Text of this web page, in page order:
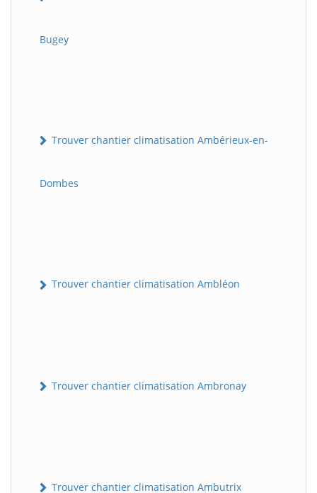
Bugey
Trouver chantier climatisation Ambérieux-en-
Dombes
Trouver chantier climatisation Ambléon
Trouver chantier climatisation Ambronay
Trouver chantier climatisation Ambutrix